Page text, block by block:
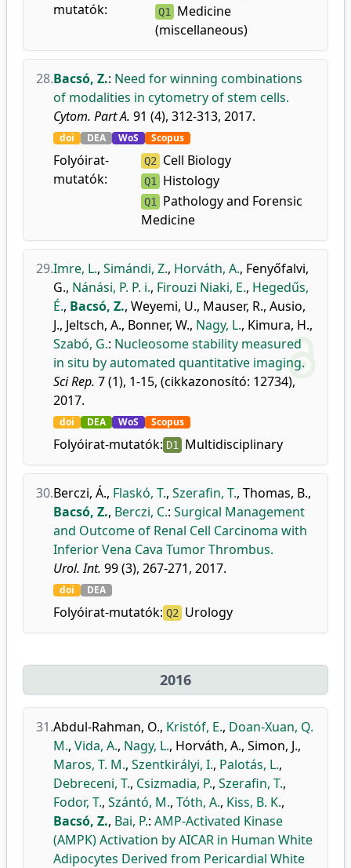
mutatók:
Q1
Medicine
(miscellaneous)
28.Bacsó, Z.: Need for winning combinations
of modalities in cytometry of stem cells.
Cytom. Part A. 91 (4), 312-313, 2017.
doi DEA WoS Scopus
Folyóirat-
mutatók:
Q2 Cell Biology
Q1 Histology
Q1 Pathology and Forensic
Medicine
29.Imre, L., Simándi, Z., Horváth, A., Fenyőfalvi,
G., Nánási, P. P. i., Firouzi Niaki, E., Hegedűs,
É., Bacsó, Z., Weyemi, U., Mauser, R., Ausio,
J., Jeltsch, A., Bonner, W., Nagy, L., Kimura, H.,
Szabó, G.: Nucleosome stability measured
in situ by automated quantitative imaging.
Sci Rep. 7 (1), 1-15, (cikkazonosító: 12734),
2017.
doi DEA WoS Scopus
Folyóirat-mutatók: D1 Multidisciplinary
30.Berczi, Á., Flaskó, T., Szerafin, T., Thomas, B.,
Bacsó, Z., Berczi, C.: Surgical Management
and Outcome of Renal Cell Carcinoma with
Inferior Vena Cava Tumor Thrombus.
Urol. Int. 99 (3), 267-271, 2017.
doi DEA
Folyóirat-mutatók: Q2 Urology
2016
31.Abdul-Rahman, O., Kristóf, E., Doan-Xuan, Q.
M., Vida, A., Nagy, L., Horváth, A., Simon, J.,
Maros, T. M., Szentkirályi, I., Palotás, L.,
Debreceni, T., Csizmadia, P., Szerafin, T.,
Fodor, T., Szántó, M., Tóth, A., Kiss, B. K.,
Bacsó, Z., Bai, P.: AMP-Activated Kinase
(AMPK) Activation by AICAR in Human White
Adipocytes Derived from Pericardial White